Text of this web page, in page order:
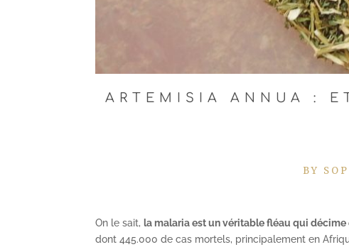
ARTEMISIA ANNUA :
BY
On le sait,la malaria est un véritable fléau qui
dont 445.000 de cas mortels, principalement en